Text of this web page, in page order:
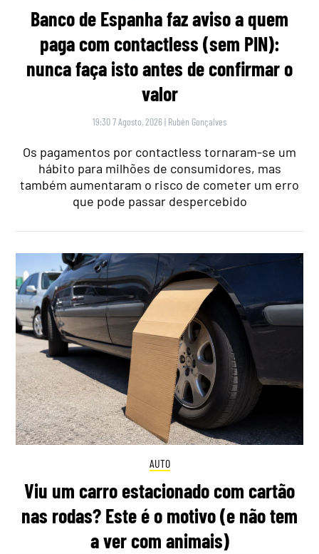
Banco de Espanha faz aviso a quem
paga com contactless (sem PIN):
nunca faça isto antes de confirmar o
valor
19:30 7 Agosto, 2026 | Rubén Gonçalves
Os pagamentos por contactless tornaram-se um
hábito para milhões de consumidores, mas
também aumentaram o risco de cometer um erro
que pode passar despercebido
AUTO
Viu um carro estacionado com cartão
nas rodas? Este é o motivo (e não tem
a ver com animais)